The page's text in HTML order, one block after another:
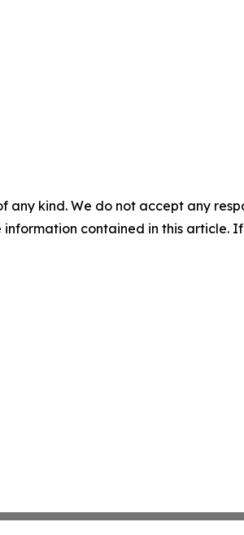
any kind. We do not accept any
contained in this article.